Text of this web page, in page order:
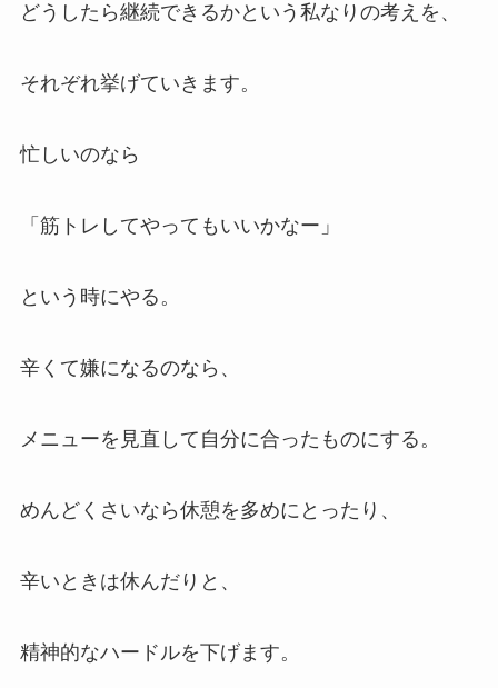
どうしたら継続できるかという私なりの考えを、
それぞれ挙げていきます。
忙しいのなら
「筋トレしてやってもいいかなー」
という時にやる。
辛くて嫌になるのなら、
メニューを見直して自分に合ったものにする。
めんどくさいなら休憩を多めにとったり、
辛いときは休んだりと、
精神的なハードルを下げます。